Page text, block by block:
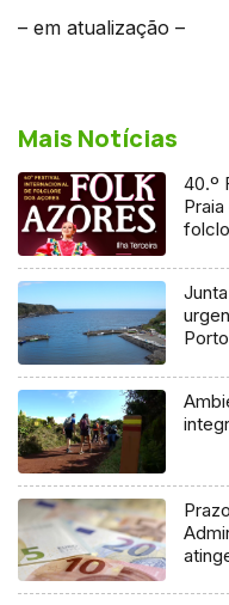
– em atualização –
Mais Notícias
40.º